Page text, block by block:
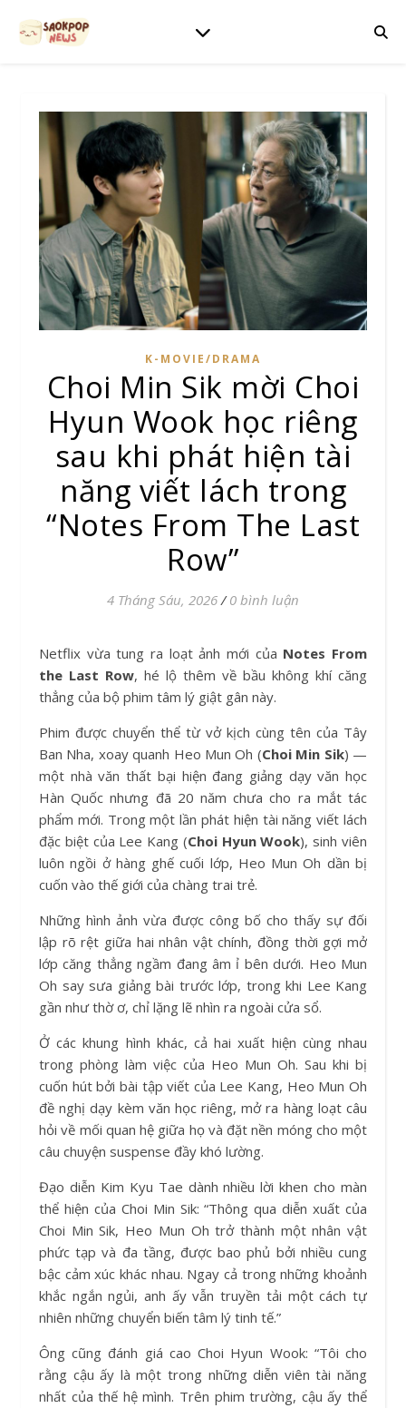
K-MOVIE/DRAMA
Choi Min Sik mời Choi
Hyun Wook học riêng
sau khi phát hiện tài
năng viết lách trong
“Notes From The Last
Row”
4 Tháng Sáu, 2026 / 0 bình luận
Netflix vừa tung ra loạt ảnh mới của Notes From
the Last Row, hé lộ thêm về bầu không khí căng
thẳng của bộ phim tâm lý giật gân này.
Phim được chuyển thể từ vở kịch cùng tên của Tây
Ban Nha, xoay quanh Heo Mun Oh (Choi Min Sik) —
một nhà văn thất bại hiện đang giảng dạy văn học
Hàn Quốc nhưng đã 20 năm chưa cho ra mắt tác
phẩm mới. Trong một lần phát hiện tài năng viết lách
đặc biệt của Lee Kang (Choi Hyun Wook), sinh viên
luôn ngồi ở hàng ghế cuối lớp, Heo Mun Oh dần bị
cuốn vào thế giới của chàng trai trẻ.
Những hình ảnh vừa được công bố cho thấy sự đối
lập rõ rệt giữa hai nhân vật chính, đồng thời gợi mở
lớp căng thẳng ngầm đang âm ỉ bên dưới. Heo Mun
Oh say sưa giảng bài trước lớp, trong khi Lee Kang
gần như thờ ơ, chỉ lặng lẽ nhìn ra ngoài cửa sổ.
Ở các khung hình khác, cả hai xuất hiện cùng nhau
trong phòng làm việc của Heo Mun Oh. Sau khi bị
cuốn hút bởi bài tập viết của Lee Kang, Heo Mun Oh
đề nghị dạy kèm văn học riêng, mở ra hàng loạt câu
hỏi về mối quan hệ giữa họ và đặt nền móng cho một
câu chuyện suspense đầy khó lường.
Đạo diễn Kim Kyu Tae dành nhiều lời khen cho màn
thể hiện của Choi Min Sik: “Thông qua diễn xuất của
Choi Min Sik, Heo Mun Oh trở thành một nhân vật
phức tạp và đa tầng, được bao phủ bởi nhiều cung
bậc cảm xúc khác nhau. Ngay cả trong những khoảnh
khắc ngắn ngủi, anh ấy vẫn truyền tải một cách tự
nhiên những chuyển biến tâm lý tinh tế.”
Ông cũng đánh giá cao Choi Hyun Wook: “Tôi cho
rằng cậu ấy là một trong những diễn viên tài năng
nhất của thế hệ mình. Trên phim trường, cậu ấy thể